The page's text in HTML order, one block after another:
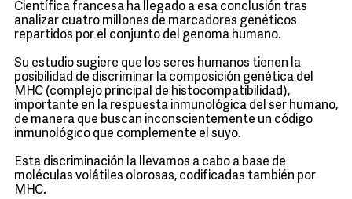
Científica francesa ha llegado a esa conclusión tras
analizar cuatro millones de marcadores genéticos
repartidos por el conjunto del genoma humano.
Su estudio sugiere que los seres humanos tienen la
posibilidad de discriminar la composición genética del
MHC (complejo principal de histocompatibilidad),
importante en la respuesta inmunológica del ser humano,
de manera que buscan inconscientemente un código
inmunológico que complemente el suyo.
Esta discriminación la llevamos a cabo a base de
moléculas volátiles olorosas, codificadas también por
MHC.